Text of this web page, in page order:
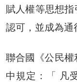
賦人權等思想
認可，並成為通
聯合國《公民
中規定：「 凡